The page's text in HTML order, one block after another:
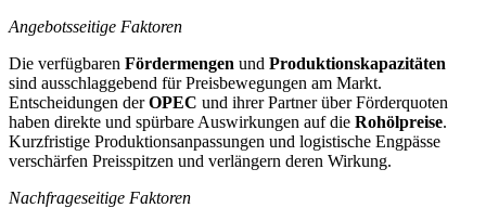
Angebotsseitige Faktoren
Die verfügbaren Fördermengen und Produktionskapazitäten
sind ausschlaggebend für Preisbewegungen am Markt.
Entscheidungen derOPEC und ihrer Partner über Förderquoten
haben direkte und spürbare Auswirkungen auf die Rohölpreise.
Kurzfristige Produktionsanpassungen und logistische Engpässe
verschärfen Preisspitzen und verlängern deren Wirkung.
Nachfrageseitige Faktoren